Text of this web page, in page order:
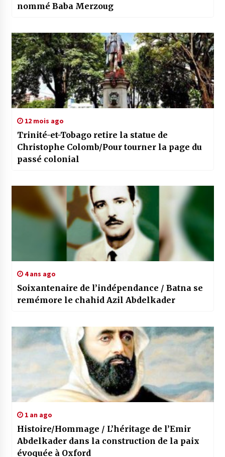
nommé Baba Merzoug
12 mois ago
Trinité-et-Tobago retire la statue de
Christophe Colomb/Pour tourner la page du
passé colonial
4 ans ago
Soixantenaire de l’indépendance / Batna se
remémore le chahid Azil Abdelkader
1 an ago
Histoire/Hommage / L’héritage de l’Emir
Abdelkader dans la construction de la paix
évoquée à Oxford